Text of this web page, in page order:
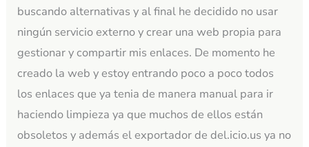
buscando alternativas y al final he decidido no usar
ningún servicio externo y crear una web propia para
gestionar y compartir mis enlaces. De momento he
creado la web y estoy entrando poco a poco todos
los enlaces que ya tenia de manera manual para ir
haciendo limpieza ya que muchos de ellos están
obsoletos y además el exportador de del.icio.us ya no